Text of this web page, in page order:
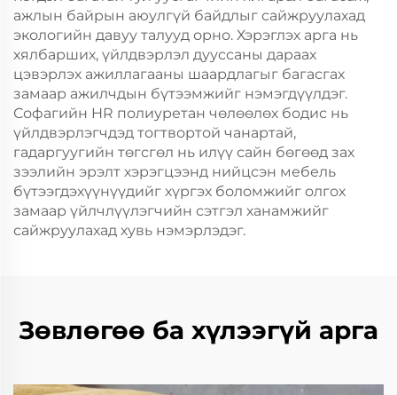
ажлын байрын аюулгүй байдлыг сайжруулахад
экологийн давуу талууд орно. Хэрэглэх арга нь
хялбарших, үйлдвэрлэл дууссаны дараах
цэвэрлэх ажиллагааны шаардлагыг багасгах
замаар ажилчдын бүтээмжийг нэмэгдүүлдэг.
Софагийн HR полиуретан чөлөөлөх бодис нь
үйлдвэрлэгчдэд тогтвортой чанартай,
гадаргуугийн төгсгөл нь илүү сайн бөгөөд зах
зээлийн эрэлт хэрэгцээнд нийцсэн мебель
бүтээгдэхүүнүүдийг хүргэх боломжийг олгох
замаар үйлчлүүлэгчийн сэтгэл ханамжийг
сайжруулахад хувь нэмэрлэдэг.
Зөвлөгөө ба хүлээгүй арга